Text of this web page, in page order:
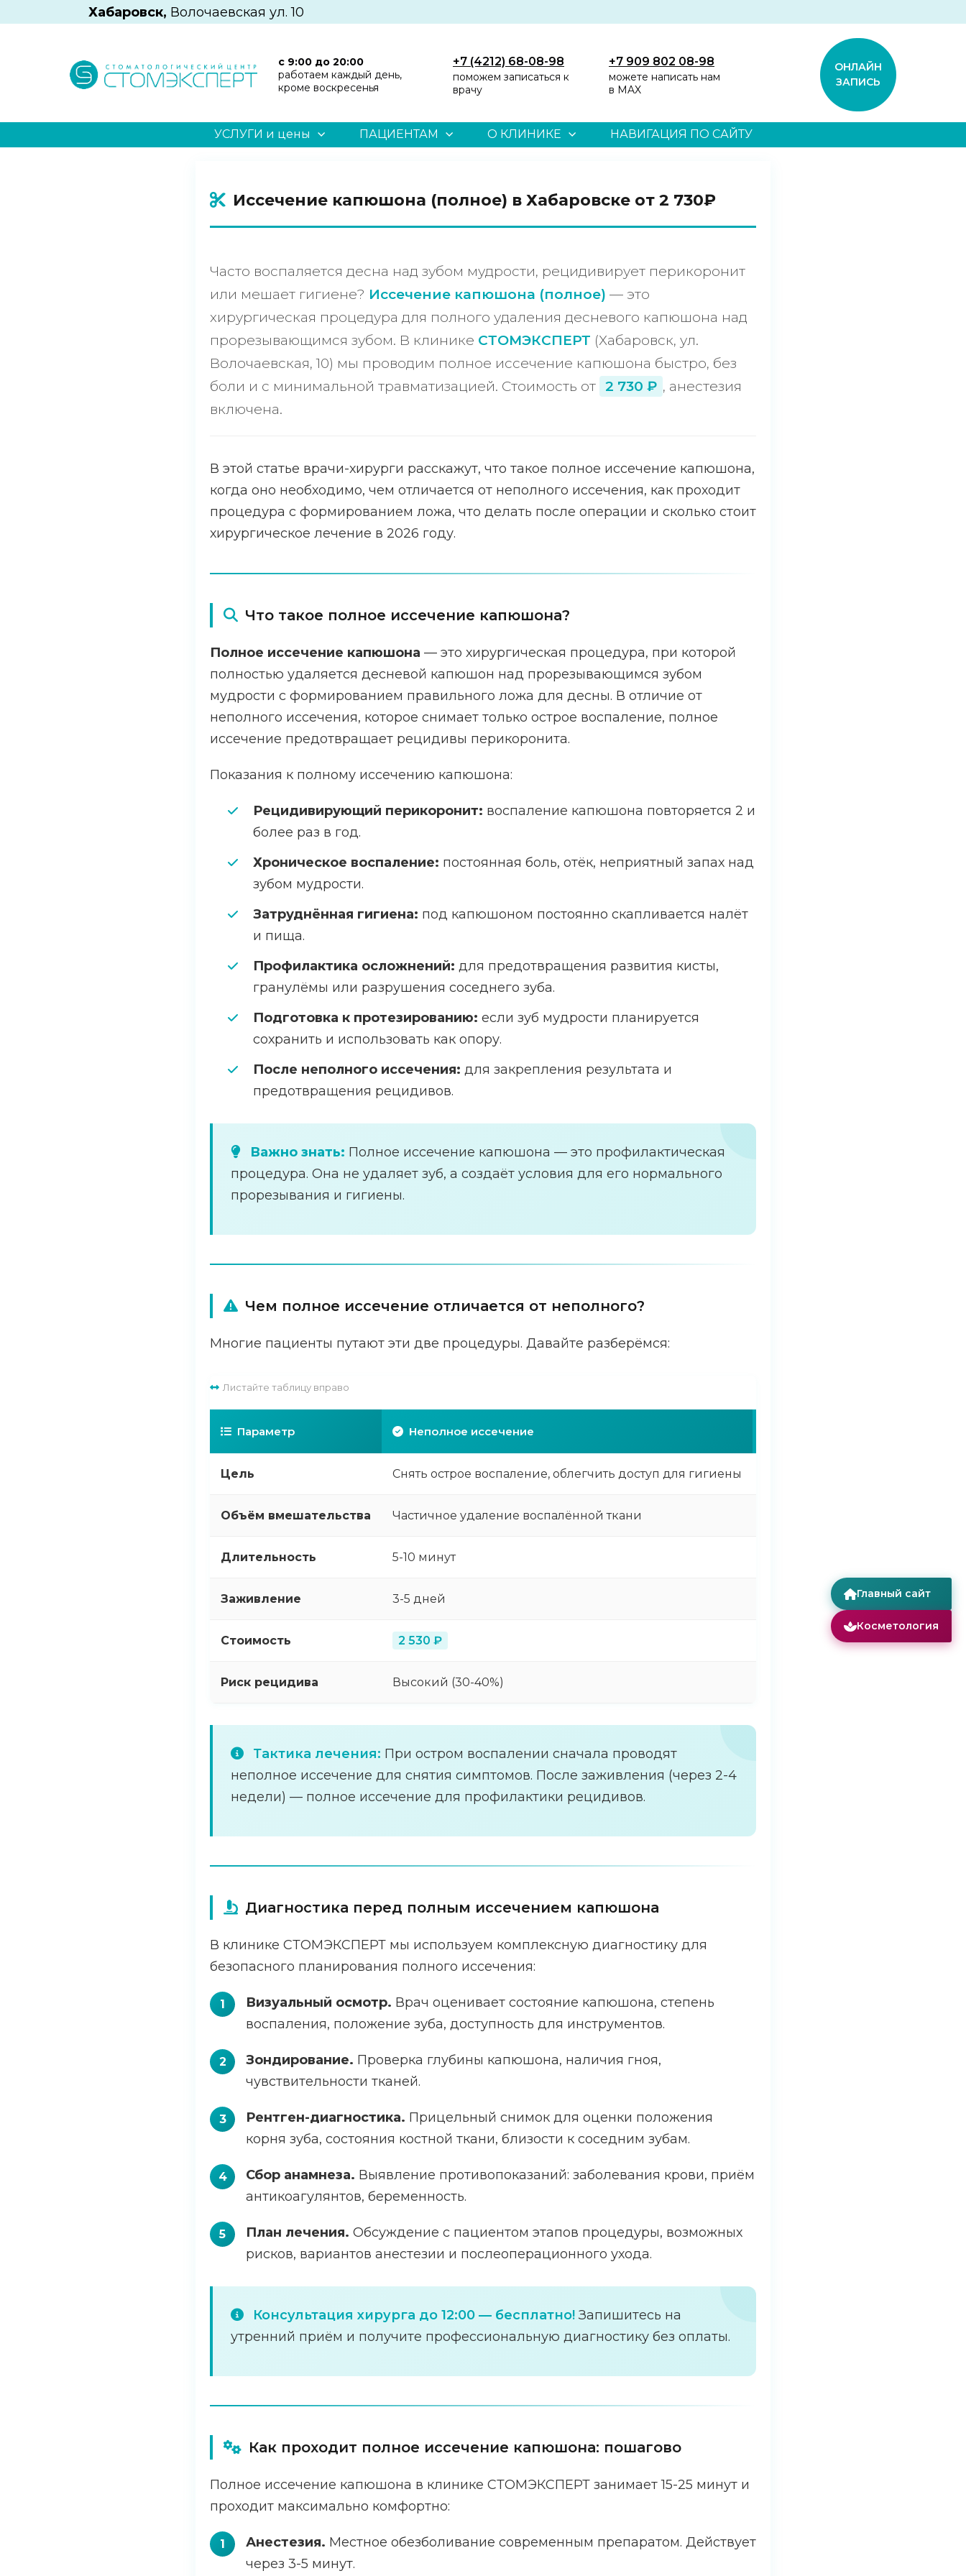
Хабаровск, Волочаевская ул. 10
с 9:00 до 20:00
работаем каждый день,
кроме воскресенья
+7 (4212) 68-08-98
поможем записаться к
врачу
+7 909 802 08-98
можете написать нам
в MAX
ОНЛАЙН
ЗАПИСЬ
УСЛУГИ и цены ПАЦИЕНТАМ О КЛИНИКЕ НАВИГАЦИЯ ПО САЙТУ
Иссечение капюшона (полное) в Хабаровске от 2 730₽
Часто воспаляется десна над зубом мудрости, рецидивирует перикоронит
или мешает гигиене? Иссечение капюшона (полное) — это
хирургическая процедура для полного удаления десневого капюшона над
прорезывающимся зубом. В клинике СТОМЭКСПЕРТ (Хабаровск, ул.
Волочаевская, 10) мы проводим полное иссечение капюшона быстро, без
боли и с минимальной травматизацией. Стоимость от 2 730 ₽ , анестезия
включена.
В этой статье врачи-хирурги расскажут, что такое полное иссечение капюшона,
когда оно необходимо, чем отличается от неполного иссечения, как проходит
процедура с формированием ложа, что делать после операции и сколько стоит
хирургическое лечение в 2026 году.
Что такое полное иссечение капюшона?
Полное иссечение капюшона — это хирургическая процедура, при которой
полностью удаляется десневой капюшон над прорезывающимся зубом
мудрости с формированием правильного ложа для десны. В отличие от
неполного иссечения, которое снимает только острое воспаление, полное
иссечение предотвращает рецидивы перикоронита.
Показания к полному иссечению капюшона:
Рецидивирующий перикоронит: воспаление капюшона повторяется 2 и
более раз в год.
Хроническое воспаление: постоянная боль, отёк, неприятный запах над
зубом мудрости.
Затруднённая гигиена: под капюшоном постоянно скапливается налёт
и пища.
Профилактика осложнений: для предотвращения развития кисты,
гранулёмы или разрушения соседнего зуба.
Подготовка к протезированию: если зуб мудрости планируется
сохранить и использовать как опору.
После неполного иссечения: для закрепления результата и
предотвращения рецидивов.
Важно знать: Полное иссечение капюшона — это профилактическая
процедура. Она не удаляет зуб, а создаёт условия для его нормального
прорезывания и гигиены.
Чем полное иссечение отличается от неполного?
Многие пациенты путают эти две процедуры. Давайте разберёмся:
Листайте таблицу вправо
Параметр Неполное иссечение
Цель Снять острое воспаление, облегчить доступ для гигиены
Объём вмешательства Частичное удаление воспалённой ткани
Длительность 5-10 минут
Заживление 3-5 дней
Стоимость 2 530 ₽
Риск рецидива Высокий (30-40%)
Тактика лечения: При остром воспалении сначала проводят
неполное иссечение для снятия симптомов. После заживления (через 2-4
недели) — полное иссечение для профилактики рецидивов.
Диагностика перед полным иссечением капюшона
В клинике СТОМЭКСПЕРТ мы используем комплексную диагностику для
безопасного планирования полного иссечения:
Визуальный осмотр. Врач оценивает состояние капюшона, степень
воспаления, положение зуба, доступность для инструментов.
Зондирование. Проверка глубины капюшона, наличия гноя,
чувствительности тканей.
Рентген-диагностика. Прицельный снимок для оценки положения
корня зуба, состояния костной ткани, близости к соседним зубам.
Сбор анамнеза. Выявление противопоказаний: заболевания крови, приём
антикоагулянтов, беременность.
План лечения. Обсуждение с пациентом этапов процедуры, возможных
рисков, вариантов анестезии и послеоперационного ухода.
Консультация хирурга до 12:00 — бесплатно! Запишитесь на
утренний приём и получите профессиональную диагностику без оплаты.
Как проходит полное иссечение капюшона: пошагово
Полное иссечение капюшона в клинике СТОМЭКСПЕРТ занимает 15-25 минут и
проходит максимально комфортно:
Анестезия. Местное обезболивание современным препаратом. Действует
через 3-5 минут.
Главный сайт
Косметология